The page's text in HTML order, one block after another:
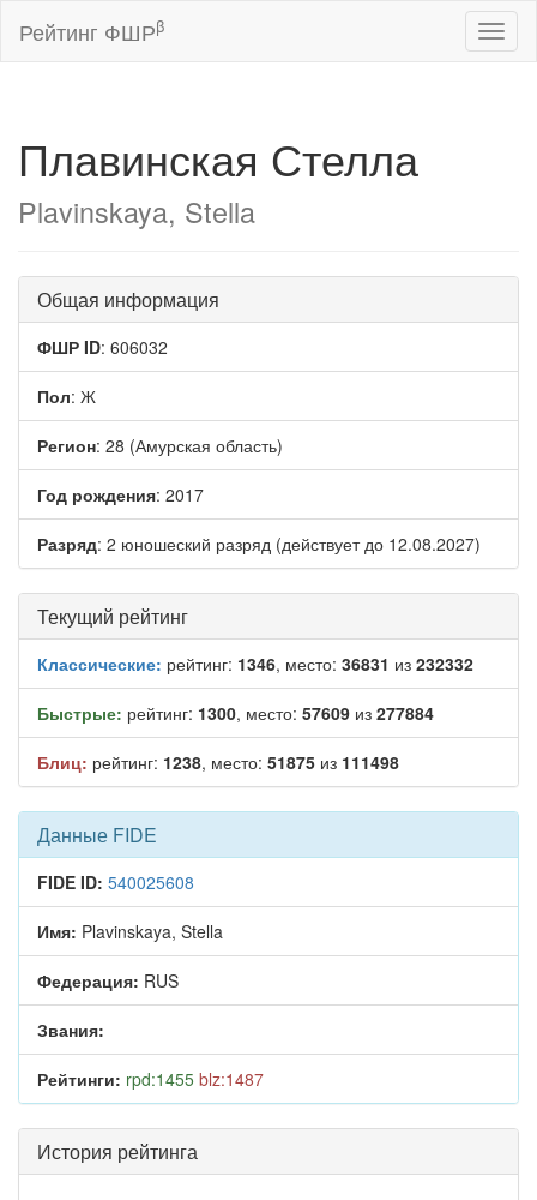
Рейтинг ФШРβ
Плавинская Стелла
Plavinskaya, Stella
Общая информация
ФШР ID: 606032
Пол: Ж
Регион: 28 (Амурская область)
Год рождения: 2017
Разряд: 2 юношеский разряд (действует до 12.08.2027)
Текущий рейтинг
Классические: рейтинг: 1346, место: 36831 из 232332
Быстрые: рейтинг: 1300, место: 57609 из 277884
Блиц: рейтинг: 1238, место: 51875 из 111498
Данные FIDE
FIDE ID: 540025608
Имя: Plavinskaya, Stella
Федерация: RUS
Звания:
Рейтинги: rpd:1455 blz:1487
История рейтинга